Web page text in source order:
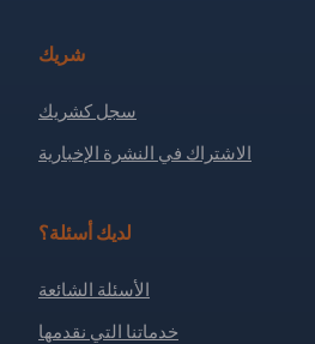
شريك
سجل كشريك
الاشتراك في النشرة الإخبارية
لديك أسئلة؟
الأسئلة الشائعة
خدماتنا التي نقدمها